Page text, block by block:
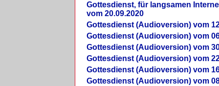
Gottesdienst, für langsamen
vom 20.09.2020
Gottesdienst (Audioversion) vom
Gottesdienst (Audioversion) vom
Gottesdienst (Audioversion) vom
Gottesdienst (Audioversion) vom
Gottesdienst (Audioversion) vom
Gottesdienst (Audioversion) vom